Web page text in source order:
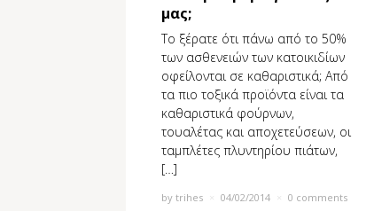
μας;
Το ξέρατε ότι πάνω από το 50%
των ασθενειών των κατοικιδίων
οφείλονται σε καθαριστικά; Από
τα πιο τοξικά προϊόντα είναι τα
καθαριστικά φούρνων,
τουαλέτας και αποχετεύσεων, οι
ταµπλέτες πλυντηρίου πιάτων,
[…]
by trihes 04/02/2014 0 comments